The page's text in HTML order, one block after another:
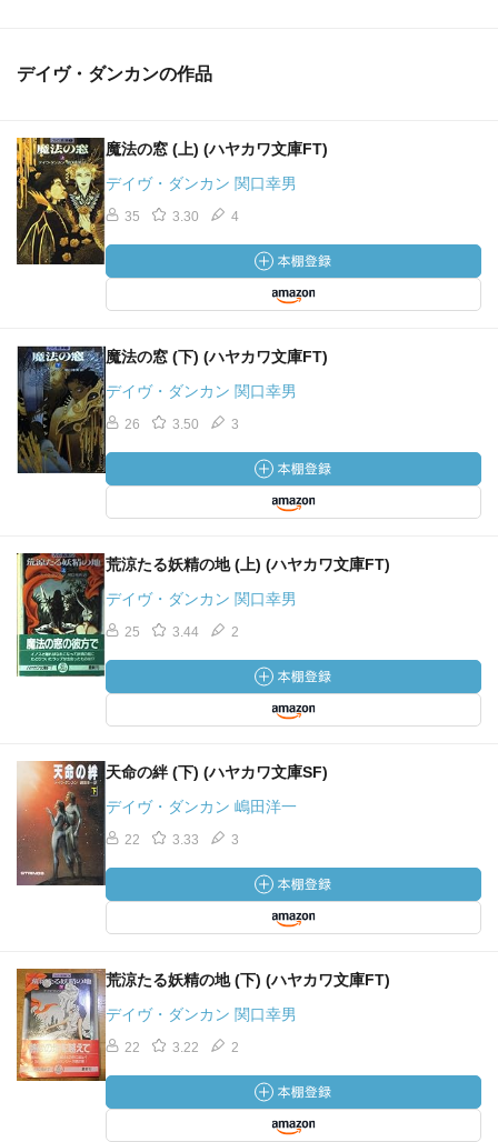
デイヴ・ダンカンの作品
魔法の窓 (上) (ハヤカワ文庫FT)
デイヴ・ダンカン 関口幸男
35 3.30 4
魔法の窓 (下) (ハヤカワ文庫FT)
デイヴ・ダンカン 関口幸男
26 3.50 3
荒涼たる妖精の地 (上) (ハヤカワ文庫FT)
デイヴ・ダンカン 関口幸男
25 3.44 2
天命の絆 (下) (ハヤカワ文庫SF)
デイヴ・ダンカン 嶋田洋一
22 3.33 3
荒涼たる妖精の地 (下) (ハヤカワ文庫FT)
デイヴ・ダンカン 関口幸男
22 3.22 2